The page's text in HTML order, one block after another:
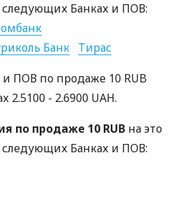
следующих Банках и ПОВ:
Банк Тирас
ПОВ по продаже 10 RUB
2.5100 - 2.6900 UAH.
по продаже 10 RUB на это
следующих Банках и ПОВ: